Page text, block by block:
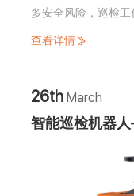
多安全风险，巡检工
诸多痛点。巡检机
查看详情
26th March
智能巡检机器